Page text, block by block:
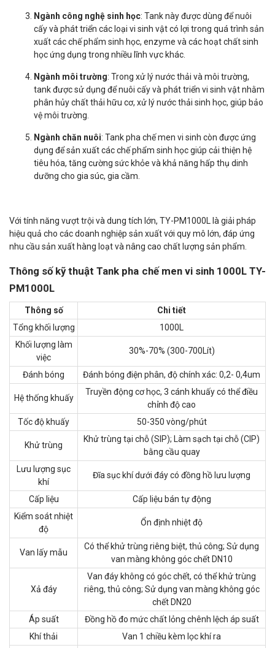
Ngành công nghệ sinh học: Tank này được dùng để nuôi
cấy và phát triển các loại vi sinh vật có lợi trong quá trình sản
xuất các chế phẩm sinh học, enzyme và các hoạt chất sinh
học ứng dụng trong nhiều lĩnh vực khác.
Ngành môi trường: Trong xử lý nước thải và môi trường,
tank được sử dụng để nuôi cấy và phát triển vi sinh vật nhằm
phân hủy chất thải hữu cơ, xử lý nước thải sinh học, giúp bảo
vệ môi trường.
Ngành chăn nuôi: Tank pha chế men vi sinh còn được ứng
dụng để sản xuất các chế phẩm sinh học giúp cải thiện hệ
tiêu hóa, tăng cường sức khỏe và khả năng hấp thụ dinh
dưỡng cho gia súc, gia cầm.
Với tính năng vượt trội và dung tích lớn, TY-PM1000L là giải pháp
hiệu quả cho các doanh nghiệp sản xuất với quy mô lớn, đáp ứng
nhu cầu sản xuất hàng loạt và nâng cao chất lượng sản phẩm.
Thông số kỹ thuật Tank pha chế men vi sinh 1000L TY-
PM1000L
Thông số
Chi tiết
Tổng khối lượng
1000L
Khối lượng làm
việc
30%-70% (300-700Lít)
Đánh bóng Đánh bóng điện phân, độ chính xác: 0,2- 0,4um
Hệ thống khuấy
Truyền động cơ học, 3 cánh khuấy có thể điều
chỉnh độ cao
Tốc độ khuấy
50-350 vòng/phút
Khử trùng
Khử trùng tại chỗ (SIP); Làm sạch tại chỗ (CIP)
bằng cầu quay
Lưu lượng sục
khí
Đĩa sục khí dưới đáy có đồng hồ lưu lượng
Cấp liệu
Cấp liệu bán tự động
Kiểm soát nhiệt
độ
Ổn định nhiệt độ
Van lấy mẫu
Có thể khử trùng riêng biệt, thủ công; Sử dụng
van màng không góc chết DN10
Xả đáy
Van đáy không có góc chết, có thể khử trùng
riêng, thủ công; Sử dụng van màng không góc
chết DN20
Áp suất
Đồng hồ đo mức chất lỏng chênh lệch áp suất
Khí thải
Van 1 chiều kèm lọc khí ra